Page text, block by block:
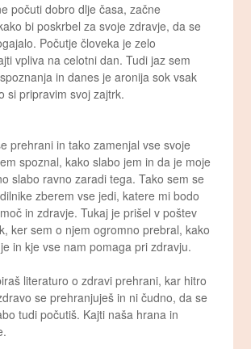
počuti dobro dlje časa, začne
bi poskrbel za svoje zdravje, da se
Počutje človeka je zelo
vpliva na celotni dan. Tudi jaz sem
in danes je aronija sok vsak
si pripravim svoj zajtrk.
prehrani in tako zamenjal vse svoje
spoznal, kako slabo jem in da je moje
slabo ravno zaradi tega. Tako sem se
zberem vse jedi, katere mi bodo
in zdravje. Tukaj je prišel v poštev
ker sem o njem ogromno prebral, kako
in kje vse nam pomaga pri zdravju.
literaturo o zdravi prehrani, kar hitro
se prehranjuješ in ni čudno, da se
tudi počutiš. Kajti naša hrana in